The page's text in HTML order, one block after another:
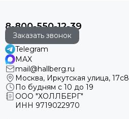
8-800-550-12-39
Заказать звонок
Telegram
MAX
mail@hallberg.ru
Москва, Иркутская улица, 17с8
По будням с 10 до 19
ООО "ХОЛЛБЕРГ"
ИНН 9719022970